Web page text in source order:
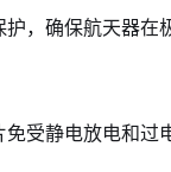
，确保航天器在
受静电放电和过